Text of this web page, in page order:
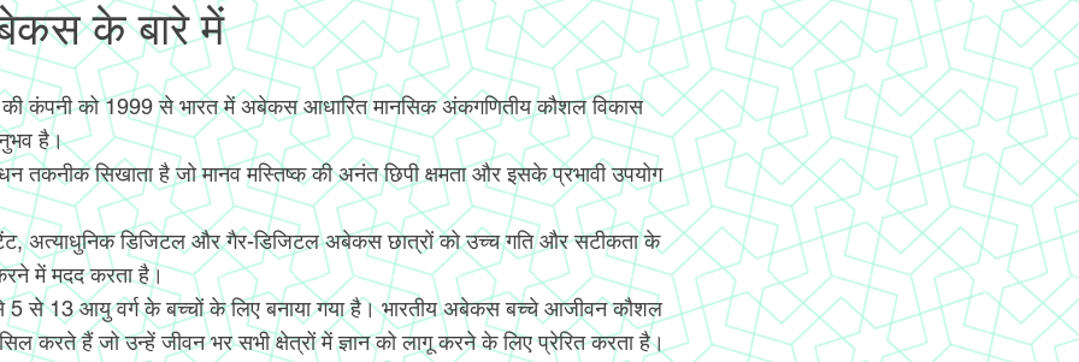
के बारे में
कंपनी को 1999 से भारत में अबेकस आधारित मानसिक अंकगणितीय कौशल विकास
है।
तकनीक सिखाता है जो मानव मस्तिष्क की अनंत छिपी क्षमता और इसके प्रभावी उपयोग
अत्याधुनिक डिजिटल और गैर-डिजिटल अबेकस छात्रों को उच्च गति और सटीकता के
में मदद करता है।
5 से 13 आयु वर्ग के बच्चों के लिए बनाया गया है। भारतीय अबेकस बच्चे आजीवन कौशल
करते हैं जो उन्हें जीवन भर सभी क्षेत्रों में ज्ञान को लागू करने के लिए प्रेरित करता है।